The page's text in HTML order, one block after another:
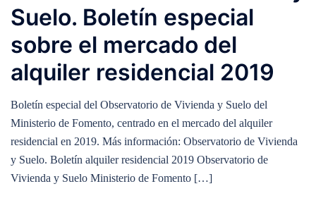
Suelo. Boletín especial
sobre el mercado del
alquiler residencial 2019
Boletín especial del Observatorio de Vivienda y Suelo del
Ministerio de Fomento, centrado en el mercado del alquiler
residencial en 2019. Más información: Observatorio de Vivienda
y Suelo. Boletín alquiler residencial 2019 Observatorio de
Vivienda y Suelo Ministerio de Fomento […]